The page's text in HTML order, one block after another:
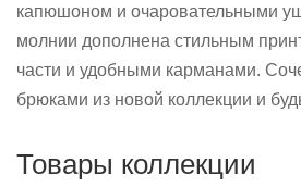
капюшоном и очаровательными
молнии дополнена стильным
части и удобными карманами.
брюками из новой коллекции и
Товары коллекции